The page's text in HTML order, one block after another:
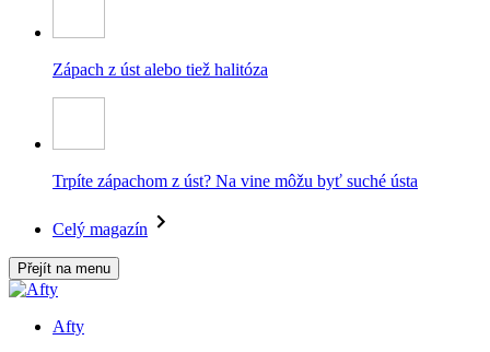
Zápach z úst alebo tiež halitóza
Trpíte zápachom z úst? Na vine môžu byť suché ústa
Celý magazín
Přejít na menu
Afty